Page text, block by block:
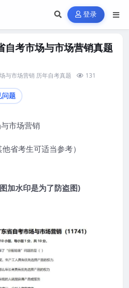
登录
自考市场与市场营销真题
与市场营销 历年自考真题 131
问题
市场营销
省考生可适当参考）
加水印是为了防盗图)